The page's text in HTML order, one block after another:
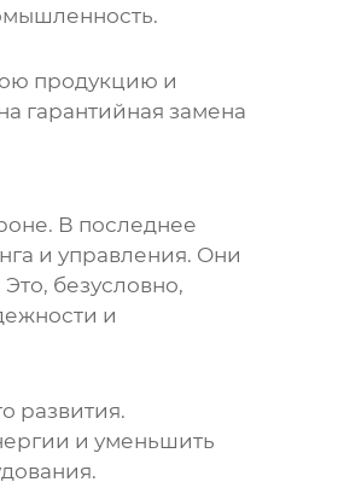
продукцию и
гарантийная замена
В последнее
и управления. Они
безусловно,
и
развития.
и уменьшить